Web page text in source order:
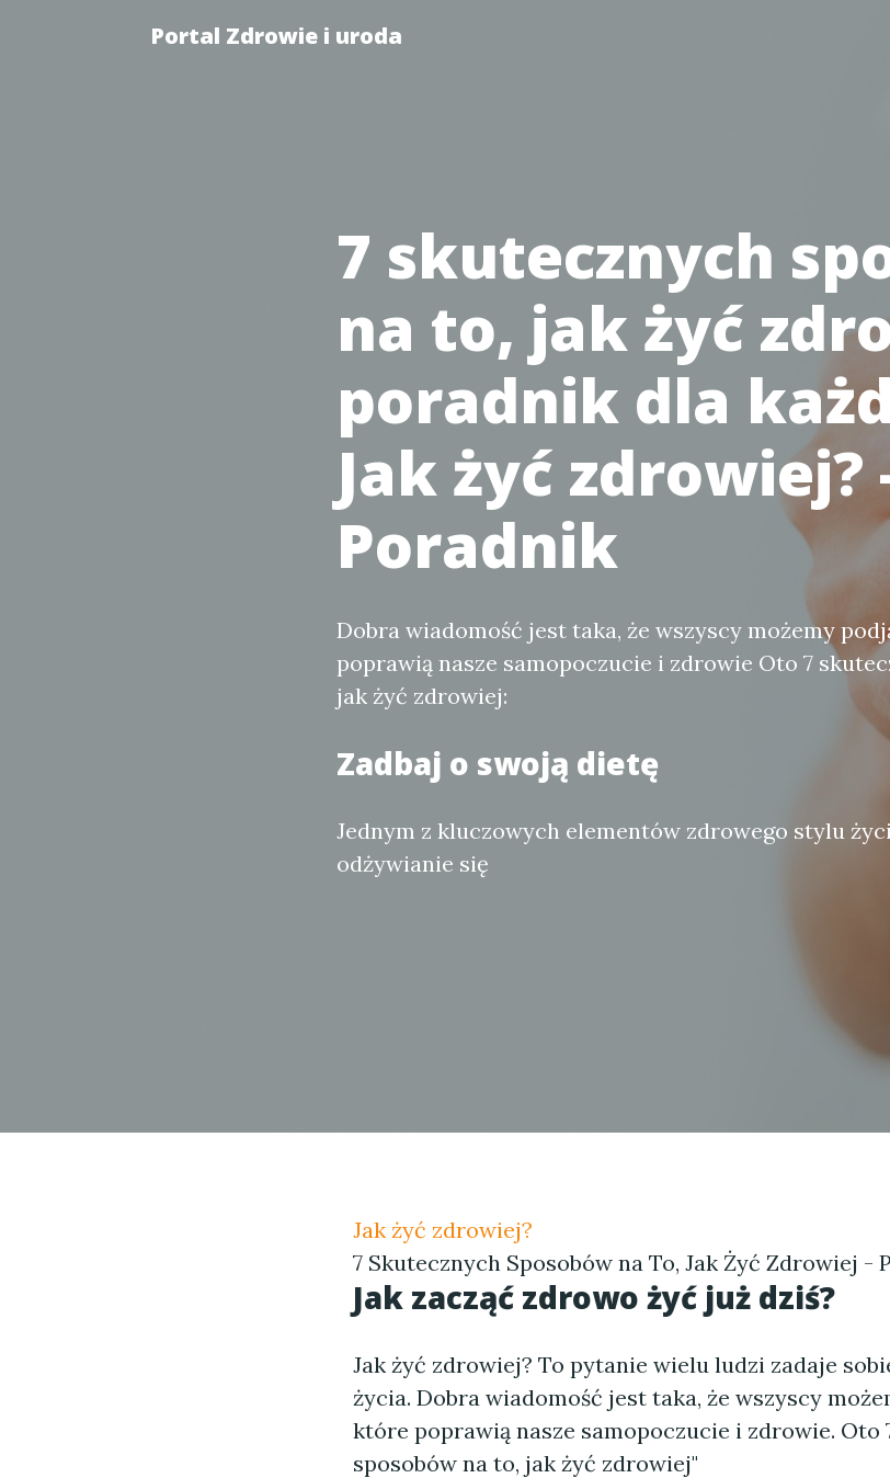
Portal Zdrowie i uroda
7 skutecznych
na to, jak żyć
poradnik dla
Jak żyć zdrowiej?
Poradnik
Dobra wiadomość jest taka, że wszyscy możemy
poprawią nasze samopoczucie i zdrowie Oto 7
jak żyć zdrowiej:
Zadbaj o swoją dietę
Jednym z kluczowych elementów zdrowego stylu
odżywianie się
Jak żyć zdrowiej?
7 Skutecznych Sposobów na To, Jak Żyć Zdrowiej -
Jak zacząć zdrowo żyć już dziś?
Jak żyć zdrowiej? To pytanie wielu ludzi zadaje
życia. Dobra wiadomość jest taka, że wszyscy
które poprawią nasze samopoczucie i zdrowie. Oto
sposobów na to, jak żyć zdrowiej"